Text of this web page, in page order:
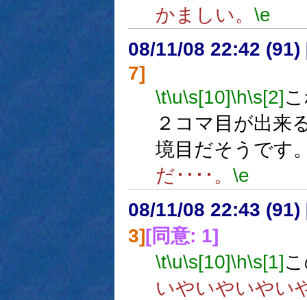
かましい。 \e
08/11/08 22:42 (91)
7]
\t\u\s[10]\h\s[2]
２コマ目が出来
境目だそうです
だ････。 \e
08/11/08 22:43 (91)
3][同意: 1]
\t\u\s[10]\h\s[1]
いやいやいやい